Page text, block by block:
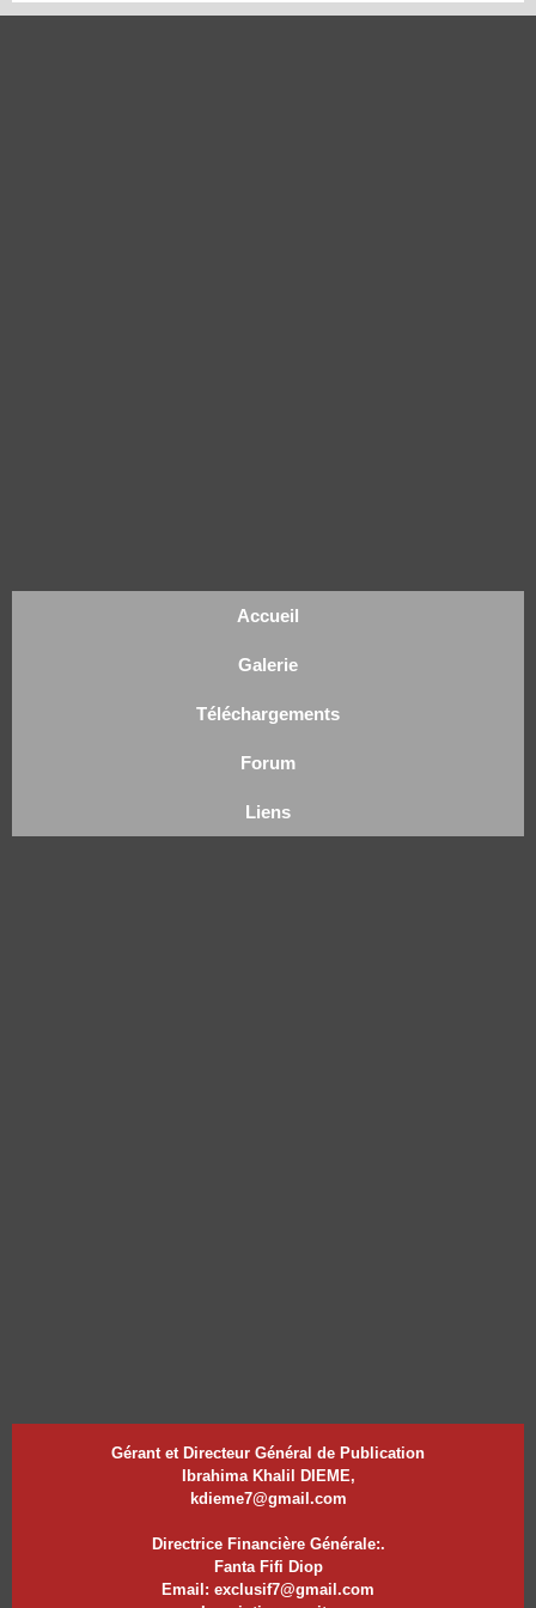
Accueil
Galerie
Téléchargements
Forum
Liens
Gérant et Directeur Général de Publication
Ibrahima Khalil DIEME,
kdieme7@gmail.com
Directrice Financière Générale:.
Fanta Fifi Diop
Email: exclusif7@gmail.com